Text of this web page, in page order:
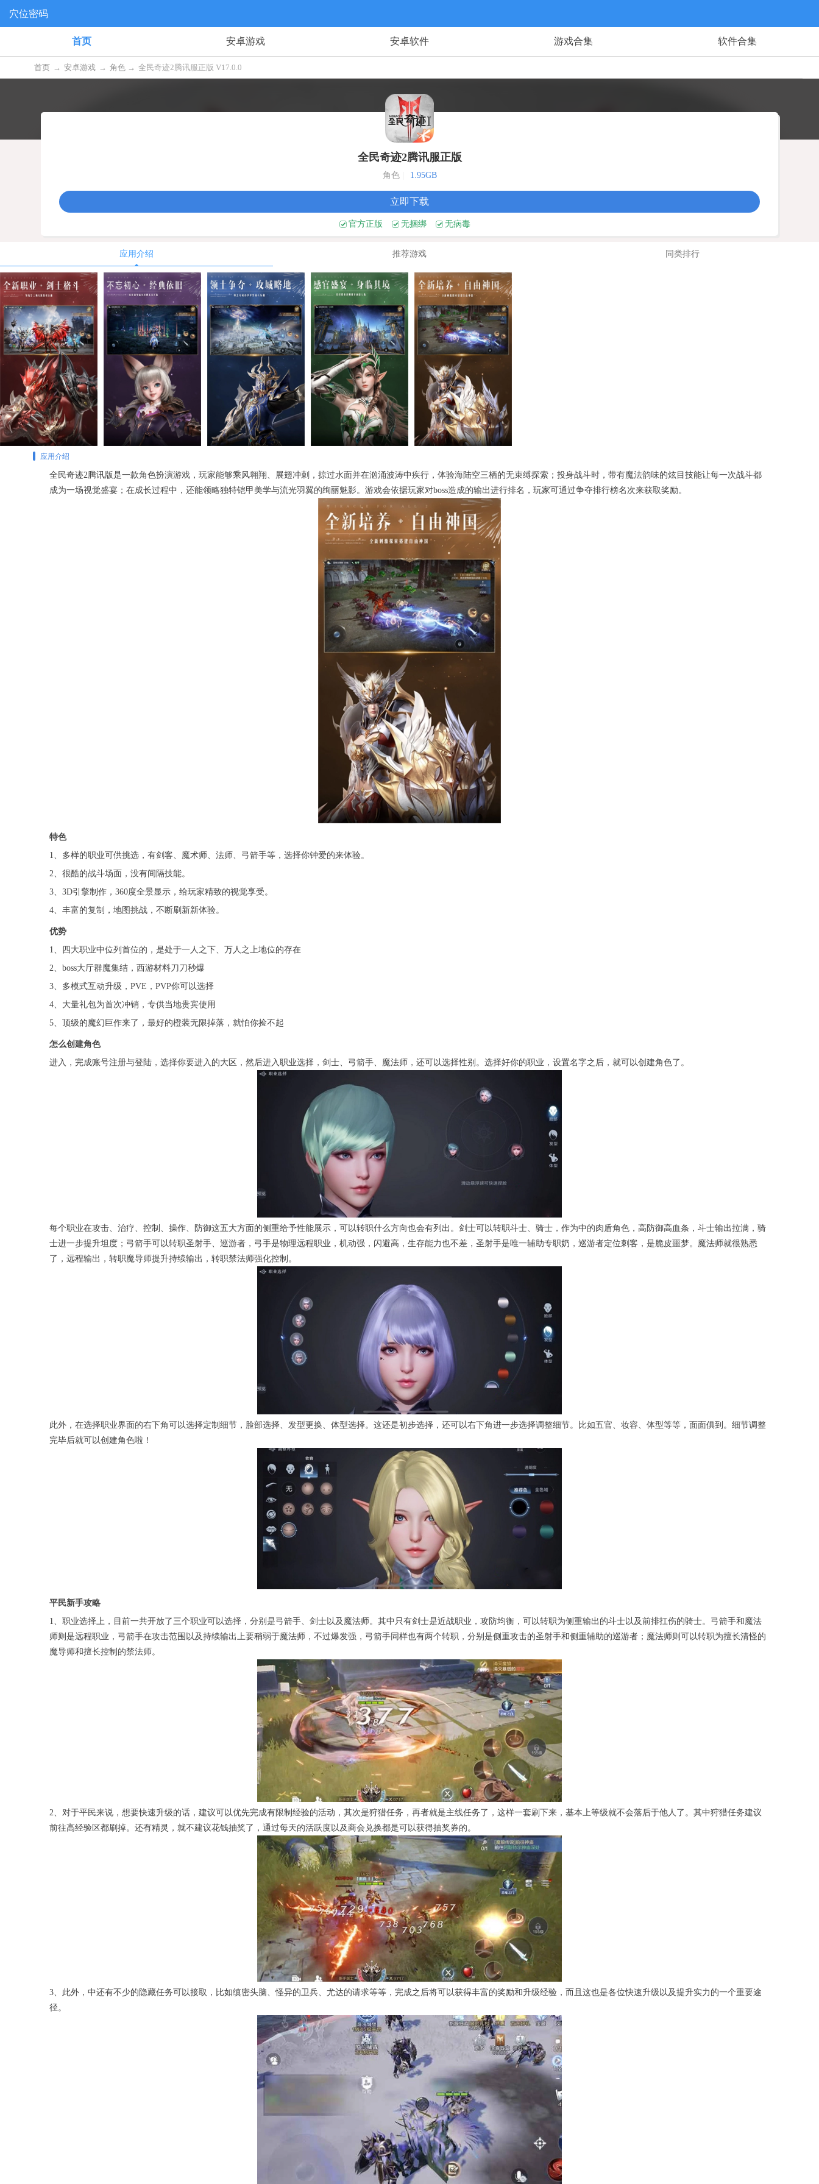
穴位密码
首页 安卓游戏 安卓软件 游戏合集 软件合集
首页 → 安卓游戏 → 角色 → 全民奇迹2腾讯服正版 V17.0.0
全民奇迹2腾讯服正版
角色 1.95GB
立即下载
官方正版 无捆绑 无病毒
应用介绍 推荐游戏 同类排行
应用介绍
全民奇迹2腾讯版是一款角色扮演游戏，玩家能够乘风翱翔、展翅冲刺，掠过水面并在汹涌波涛中疾行，体验海陆空三栖的无束缚探索；投身战斗时，带有魔法韵味的炫目技能让每一次战斗都
成为一场视觉盛宴；在成长过程中，还能领略独特铠甲美学与流光羽翼的绚丽魅影。游戏会依据玩家对boss造成的输出进行排名，玩家可通过争夺排行榜名次来获取奖励。
特色
1、多样的职业可供挑选，有剑客、魔术师、法师、弓箭手等，选择你钟爱的来体验。
2、很酷的战斗场面，没有间隔技能。
3、3D引擎制作，360度全景显示，给玩家精致的视觉享受。
4、丰富的复制，地图挑战，不断刷新新体验。
优势
1、四大职业中位列首位的，是处于一人之下、万人之上地位的存在
2、boss大厅群魔集结，西游材料刀刀秒爆
3、多模式互动升级，PVE，PVP你可以选择
4、大量礼包为首次冲销，专供当地贵宾使用
5、顶级的魔幻巨作来了，最好的橙装无限掉落，就怕你捡不起
怎么创建角色
进入，完成账号注册与登陆，选择你要进入的大区，然后进入职业选择，剑士、弓箭手、魔法师，还可以选择性别。选择好你的职业，设置名字之后，就可以创建角色了。
每个职业在攻击、治疗、控制、操作、防御这五大方面的侧重给予性能展示，可以转职什么方向也会有列出。剑士可以转职斗士、骑士，作为中的肉盾角色，高防御高血条，斗士输出拉满，骑
士进一步提升坦度；弓箭手可以转职圣射手、巡游者，弓手是物理远程职业，机动强，闪避高，生存能力也不差，圣射手是唯一辅助专职奶，巡游者定位刺客，是脆皮噩梦。魔法师就很熟悉
了，远程输出，转职魔导师提升持续输出，转职禁法师强化控制。
此外，在选择职业界面的右下角可以选择定制细节，脸部选择、发型更换、体型选择。这还是初步选择，还可以右下角进一步选择调整细节。比如五官、妆容、体型等等，面面俱到。细节调整
完毕后就可以创建角色啦！
平民新手攻略
1、职业选择上，目前一共开放了三个职业可以选择，分别是弓箭手、剑士以及魔法师。其中只有剑士是近战职业，攻防均衡，可以转职为侧重输出的斗士以及前排扛伤的骑士。弓箭手和魔法
师则是远程职业，弓箭手在攻击范围以及持续输出上要稍弱于魔法师，不过爆发强，弓箭手同样也有两个转职，分别是侧重攻击的圣射手和侧重辅助的巡游者；魔法师则可以转职为擅长清怪的
魔导师和擅长控制的禁法师。
2、对于平民来说，想要快速升级的话，建议可以优先完成有限制经验的活动，其次是狩猎任务，再者就是主线任务了，这样一套刷下来，基本上等级就不会落后于他人了。其中狩猎任务建议
前往高经验区都刷掉。还有精灵，就不建议花钱抽奖了，通过每天的活跃度以及商会兑换都是可以获得抽奖券的。
3、此外，中还有不少的隐藏任务可以接取，比如缜密头脑、怪异的卫兵、尤达的请求等等，完成之后将可以获得丰富的奖励和升级经验，而且这也是各位快速升级以及提升实力的一个重要途
径。